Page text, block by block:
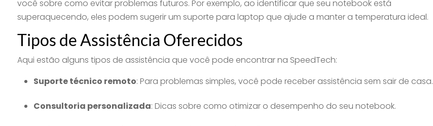
você sobre como evitar problemas futuros. Por exemplo, ao identificar que seu notebook está
superaquecendo, eles podem sugerir um suporte para laptop que ajude a manter a temperatura ideal.
Tipos de Assistência Oferecidos
Aqui estão alguns tipos de assistência que você pode encontrar na SpeedTech:
Suporte técnico remoto: Para problemas simples, você pode receber assistência sem sair de casa.
Consultoria personalizada: Dicas sobre como otimizar o desempenho do seu notebook.